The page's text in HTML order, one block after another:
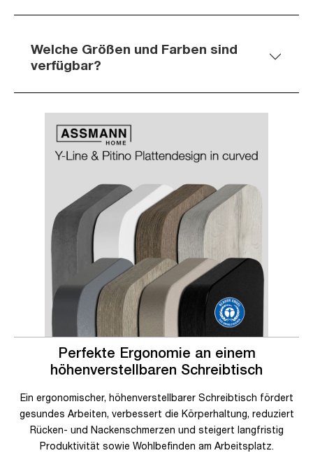
Welche Größen und Farben sind
verfügbar?
Perfekte Ergonomie an einem
höhenverstellbaren Schreibtisch
Ein ergonomischer, höhenverstellbarer Schreibtisch fördert
gesundes Arbeiten, verbessert die Körperhaltung, reduziert
Rücken- und Nackenschmerzen und steigert langfristig
Produktivität sowie Wohlbefinden am Arbeitsplatz.